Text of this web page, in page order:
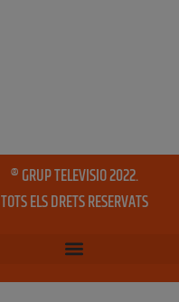
® GRUP TELEVISIO 2022.
TOTS ELS DRETS RESERVATS